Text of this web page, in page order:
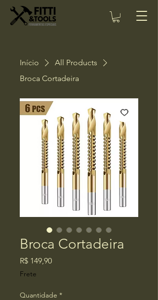
Início
All Products
Broca Cortadeira
Broca Cortadeira
R$ 149,90Preço
Frete
Quantidade *